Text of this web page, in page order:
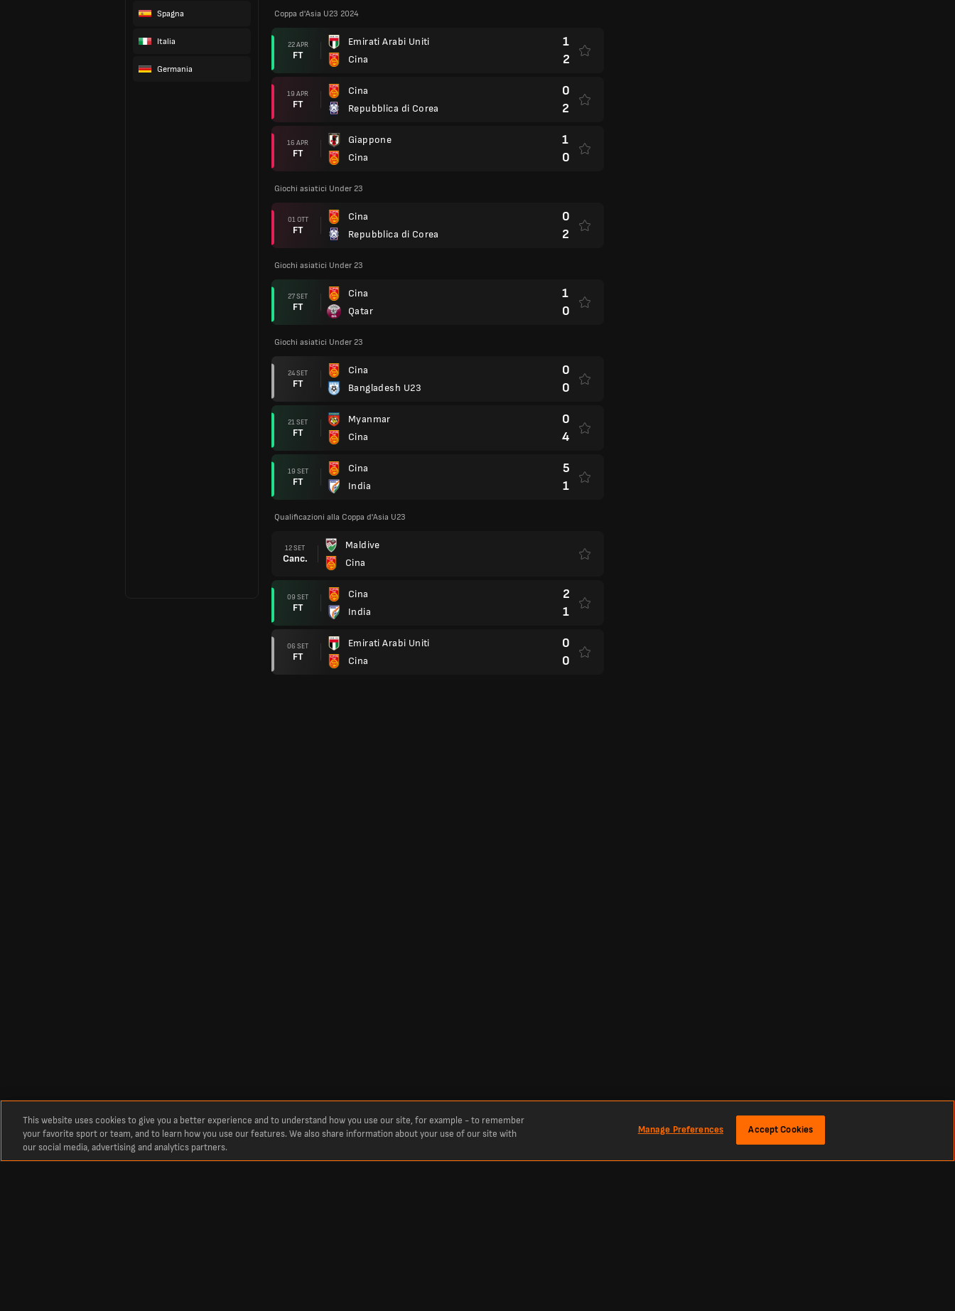
Spagna
Italia
Germania
Coppa d'Asia U23 2024
22 APR
FT
Emirati Arabi Uniti
Cina
1
2
19 APR
FT
Cina
Repubblica di Corea
0
2
16 APR
FT
Giappone
Cina
1
0
Giochi asiatici Under 23
01 OTT
FT
Cina
Repubblica di Corea
0
2
Giochi asiatici Under 23
27 SET
FT
Cina
Qatar
1
0
Giochi asiatici Under 23
24 SET
FT
Cina
Bangladesh U23
0
0
21 SET
FT
Myanmar
Cina
0
4
19 SET
FT
Cina
India
5
1
Qualificazioni alla Coppa d'Asia U23
12 SET
Canc.
Maldive
Cina
09 SET
FT
Cina
India
2
1
06 SET
FT
Emirati Arabi Uniti
Cina
0
0
This website uses cookies to give you a better experience and to understand how you use our site, for example - to remember
your favorite sport or team, and to learn how you use our features. We also share information about your use of our site with
our social media, advertising and analytics partners.
Manage Preferences Accept Cookies